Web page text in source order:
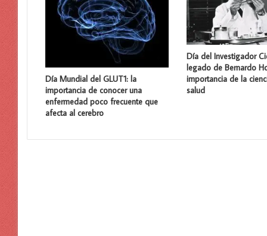
Día Mundial del GLUT1: la
importancia de conocer una
enfermedad poco frecuente que
afecta al cerebro
Día del Investigador
legado de Bernardo
importancia de la
salud